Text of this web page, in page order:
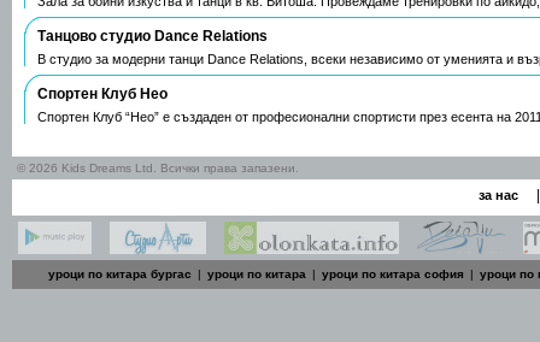
Танцово студио Dance Relations
В студио за модерни танци Dance Relations, всеки независимо от уменията и
Спортен Клуб Нео
Спортен Клуб “Нео” е създаден от професионални спортисти през есента на
© 2026 Kids Dreams Ltd. Всички права запазени.
за нас |
уроци по китара бургас | уроци по китара | уроци по китара софия | уроци по